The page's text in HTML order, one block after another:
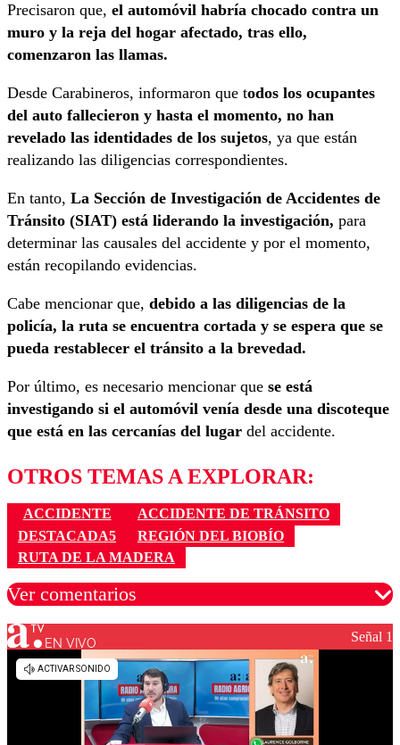
Precisaron que, el automóvil habría chocado contra un
muro y la reja del hogar afectado, tras ello,
comenzaron las llamas.
Desde Carabineros, informaron que todos los ocupantes
del auto fallecieron y hasta el momento, no han
revelado las identidades de los sujetos, ya que están
realizando las diligencias correspondientes.
En tanto, La Sección de Investigación de Accidentes de
Tránsito (SIAT) está liderando la investigación, para
determinar las causales del accidente y por el momento,
están recopilando evidencias.
Cabe mencionar que, debido a las diligencias de la
policía, la ruta se encuentra cortada y se espera que se
pueda restablecer el tránsito a la brevedad.
Por último, es necesario mencionar que se está
investigando si el automóvil venía desde una discoteque
que está en las cercanías del lugar del accidente.
OTROS TEMAS A EXPLORAR:
ACCIDENTE
ACCIDENTE DE TRÁNSITO
DESTACADA5
REGIÓN DEL BIOBÍO
RUTA DE LA MADERA
Ver comentarios
Los comentarios son moderados para garantizar un
diálogo respetuoso.
EN VIVO Señal 1